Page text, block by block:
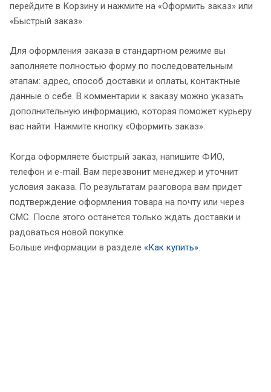
перейдите в Корзину и нажмите на «Оформить заказ» или
«Быстрый заказ».
Для оформления заказа в стандартном режиме вы
заполняете полностью форму по последовательным
этапам: адрес, способ доставки и оплаты, контактные
данные о себе. В комментарии к заказу можно указать
дополнительную информацию, которая поможет курьеру
вас найти. Нажмите кнопку «Оформить заказ».
Когда оформляете быстрый заказ, напишите ФИО,
телефон и e-mail. Вам перезвонит менеджер и уточнит
условия заказа. По результатам разговора вам придет
подтверждение оформления товара на почту или через
СМС. После этого останется только ждать доставки и
радоваться новой покупке.
Больше информации в разделе «Как купить».